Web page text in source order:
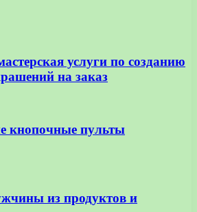
услуги по созданию
на заказ
кнопочные пульты
из продуктов и